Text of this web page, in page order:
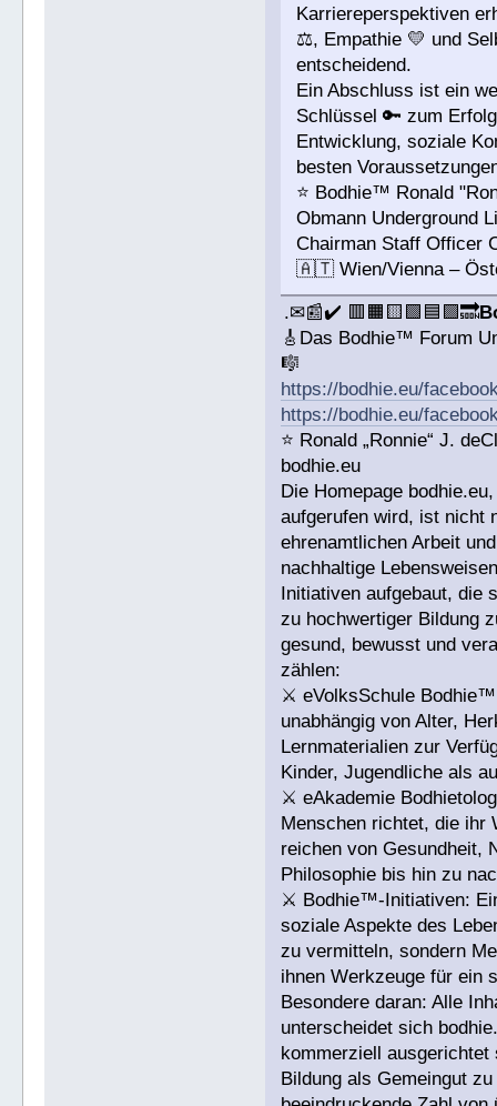
Karriereperspektiven
⚖️, Empathie 💛 und
entscheidend.
Ein Abschluss ist ein
Schlüssel 🔑 zum
Entwicklung, soziale
besten
⭐️ Bodhie™ Ronald
Obmann Underground
Chairman Staff Officer
🇦🇹 Wien/Vienna –
.✉📰✔️ 🟥🟧🟨🟩🟦🟪🔜
🎸Das Bodhie™ Forum
🎼
https://bodhie.eu/
https://bodhie.eu/
⭐️ Ronald „Ronnie“ J.
bodhie.eu
Die Homepage
aufgerufen wird, ist nicht
ehrenamtlichen Arbeit
nachhaltige
Initiativen aufgebaut, die
zu hochwertiger Bildung
gesund, bewusst und
zählen:
⚔ eVolksSchule
unabhängig von Alter,
Lernmaterialien zur
Kinder, Jugendliche als
⚔ eAkademie
Menschen richtet, die ihr
reichen von Gesundheit,
Philosophie bis hin zu
⚔ Bodhie™-Initiativen:
soziale Aspekte des
zu vermitteln, sondern
ihnen Werkzeuge für ein
Besondere daran: Alle
unterscheidet sich
kommerziell ausgerichtet
Bildung als Gemeingut